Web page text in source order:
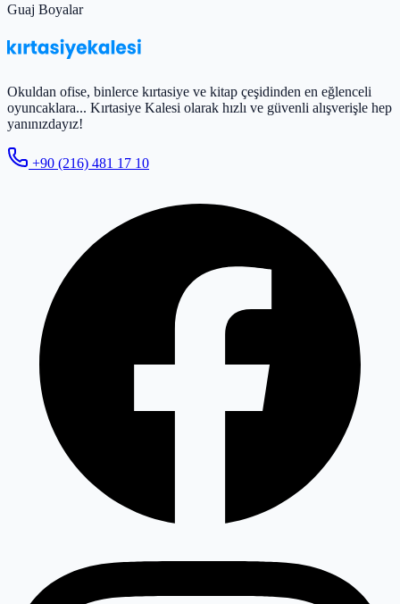
Guaj Boyalar
Okuldan ofise, binlerce kırtasiye ve kitap çeşidinden en eğlenceli
oyuncaklara... Kırtasiye Kalesi olarak hızlı ve güvenli alışverişle hep
yanınızdayız!
+90 (216) 481 17 10